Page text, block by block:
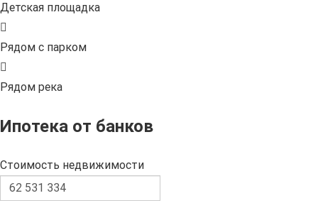
Детская площадка
Рядом с парком
Рядом река
Ипотека от банков
Стоимость недвижимости